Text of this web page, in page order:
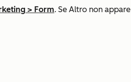
> Form. Se Altro non appare